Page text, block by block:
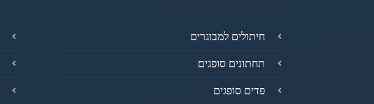
חיתולים למבוגרים
תחתונים סופגים
פדים סופגים